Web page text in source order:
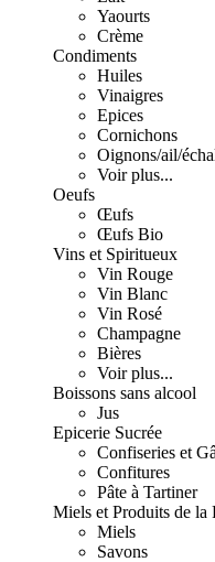
Yaourts
Crème
Condiments
Huiles
Vinaigres
Epices
Cornichons
Oignons/ail/
Voir plus...
Oeufs
Œufs
Œufs Bio
Vins et Spiritueux
Vin Rouge
Vin Blanc
Vin Rosé
Champagne
Bières
Voir plus...
Boissons sans alcool
Jus
Epicerie Sucrée
Confiseries et
Confitures
Pâte à Tartiner
Miels et Produits de la
Miels
Savons